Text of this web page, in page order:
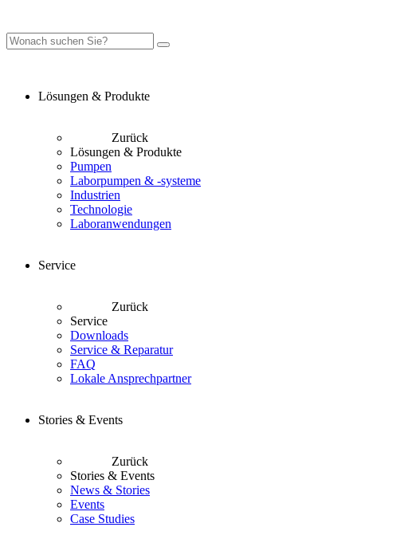
Lösungen & Produkte
Zurück
Lösungen & Produkte
Pumpen
Laborpumpen & -systeme
Industrien
Technologie
Laboranwendungen
Service
Zurück
Service
Downloads
Service & Reparatur
FAQ
Lokale Ansprechpartner
Stories & Events
Zurück
Stories & Events
News & Stories
Events
Case Studies